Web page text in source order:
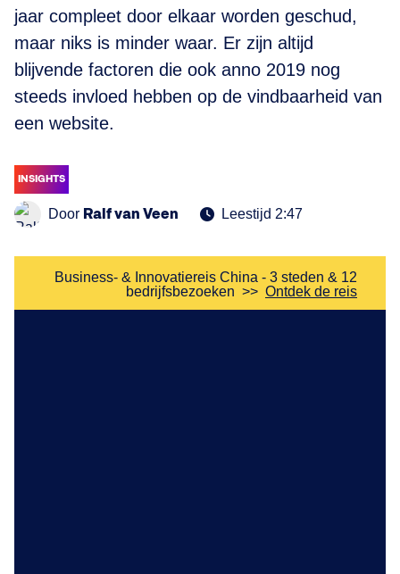
jaar compleet door elkaar worden geschud,
maar niks is minder waar. Er zijn altijd
blijvende factoren die ook anno 2019 nog
steeds invloed hebben op de vindbaarheid van
een website.
INSIGHTS
Door Ralf van Veen Leestijd 2:47
Business- & Innovatiereis China - 3 steden & 12
bedrijfsbezoeken >> Ontdek de reis